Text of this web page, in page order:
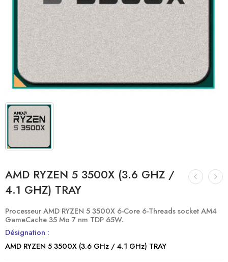
AMD RYZEN 5 3500X (3.6 GHZ /
4.1 GHZ) TRAY
Processeur AMD RYZEN 5 3500X 6-Core 6-Threads socket AM4
GameCache 35 Mo 7 nm TDP 65W.
Désignation :
AMD RYZEN 5 3500X (3.6 GHz / 4.1 GHz) TRAY